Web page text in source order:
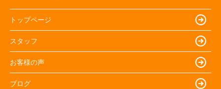
トップページ
スタッフ
お客様の声
ブログ